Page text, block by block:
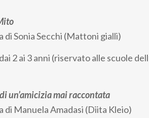
Sonia Secchi (Mattoni gialli)
2 ai 3 anni (riservato alle scuole
un’amicizia mai raccontata
Manuela Amadasi (Diita Kleio)